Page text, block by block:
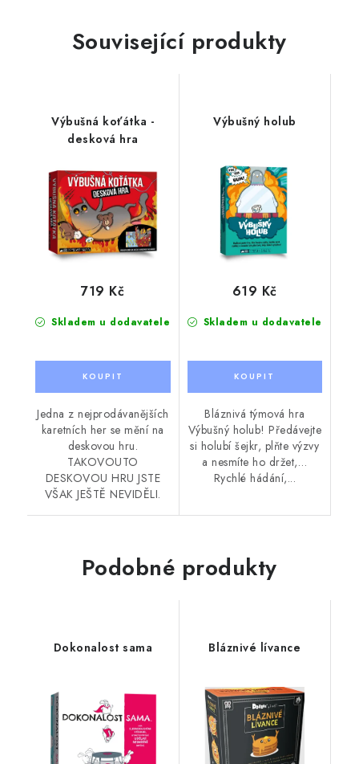
Související produkty
Výbušná koťátka -
desková hra
Skladem u dodavatele
719 Kč
Jedna z nejprodávanějších
karetních her se mění na
deskovou hru.
TAKOVOUTO
DESKOVOU HRU JSTE
VŠAK JEŠTĚ NEVIDĚLI.
Výbušný holub
Skladem u dodavatele
619 Kč
Bláznivá týmová hra
Výbušný holub! Předávejte
si holubí šejkr, plňte výzvy
a nesmíte ho držet,…
Rychlé hádání,...
Podobné produkty
Dokonalost sama Bláznivé lívance